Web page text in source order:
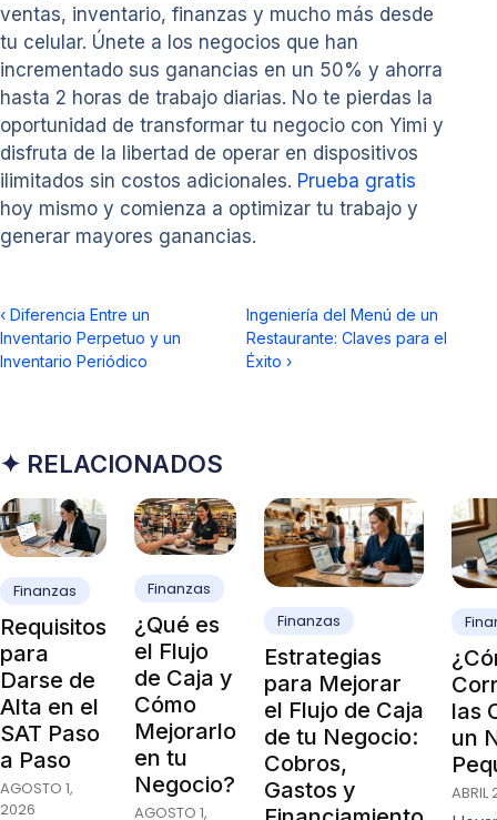
ventas, inventario, finanzas y mucho más desde
tu celular. Únete a los negocios que han
incrementado sus ganancias en un 50% y ahorra
hasta 2 horas de trabajo diarias. No te pierdas la
oportunidad de transformar tu negocio con Yimi y
disfruta de la libertad de operar en dispositivos
ilimitados sin costos adicionales. Prueba gratis
hoy mismo y comienza a optimizar tu trabajo y
generar mayores ganancias.
‹ Diferencia Entre un
Inventario Perpetuo y un
Inventario Periódico
Ingeniería del Menú de un
Restaurante: Claves para el
Éxito ›
✦ RELACIONADOS
Finanzas
Requisitos
para
Darse de
Alta en el
SAT Paso
a Paso
AGOSTO 1,
2026
Finanzas
¿Qué es
el Flujo
de Caja y
Cómo
Mejorarlo
en tu
Negocio?
AGOSTO 1,
Finanzas
Estrategias
para Mejorar
el Flujo de Caja
de tu Negocio:
Cobros,
Gastos y
las
un
ABRIL